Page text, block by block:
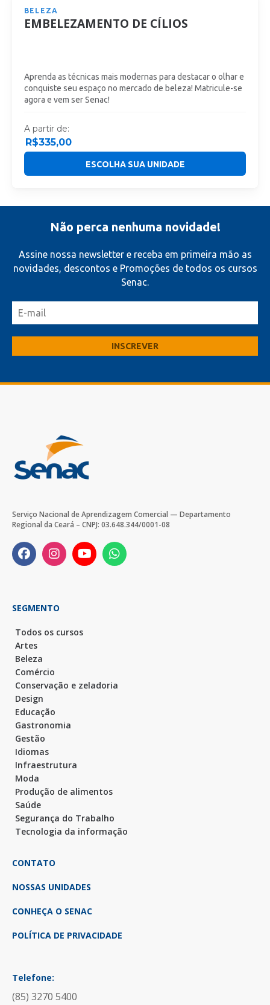
BELEZA
EMBELEZAMENTO DE CÍLIOS
Aprenda as técnicas mais modernas para destacar o olhar e
conquiste seu espaço no mercado de beleza! Matricule-se
agora e vem ser Senac!
A partir de:
R$335,00
ESCOLHA SUA UNIDADE
Não perca nenhuma novidade!
Assine nossa newsletter e receba em primeira mão as
novidades, descontos e Promoções de todos os cursos
Senac.
Serviço Nacional de Aprendizagem Comercial — Departamento
Regional da Ceará – CNPJ: 03.648.344/0001-08
SEGMENTO
Todos os cursos
Artes
Beleza
Comércio
Conservação e zeladoria
Design
Educação
Gastronomia
Gestão
Idiomas
Infraestrutura
Moda
Produção de alimentos
Saúde
Segurança do Trabalho
Tecnologia da informação
CONTATO
NOSSAS UNIDADES
CONHEÇA O SENAC
POLÍTICA DE PRIVACIDADE
Telefone:
(85) 3270 5400